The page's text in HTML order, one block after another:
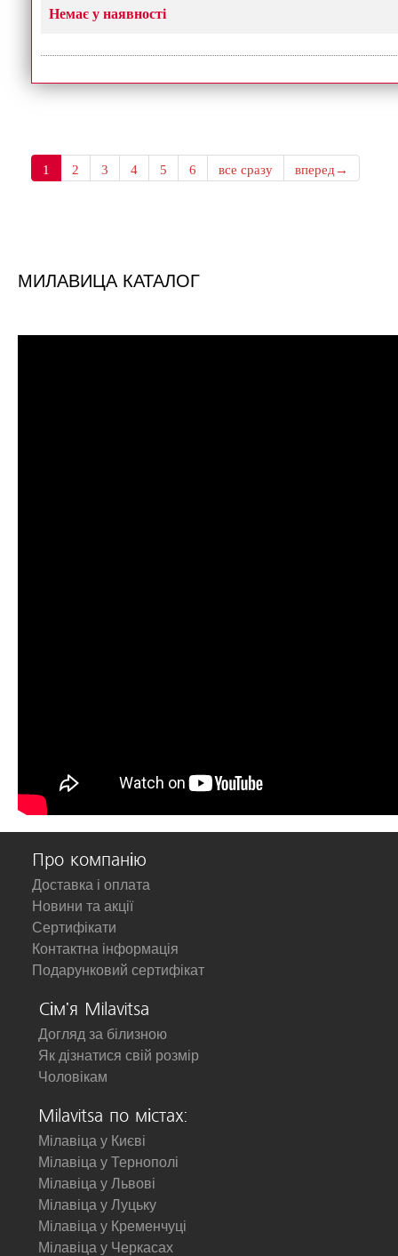
Немає у наявності
1 2 3 4 5 6 все сразу вперед→
МИЛАВИЦА КАТАЛОГ
Про компанію
Доставка і оплата
Новини та акції
Сертифікати
Контактна інформація
Подарунковий сертифікат
Сім'я Milavitsa
Догляд за білизною
Як дізнатися свій розмір
Чоловікам
Milavitsa по містах:
Мілавіца у Києві
Мілавіца у Тернополі
Мілавіца у Львові
Мілавіца у Луцьку
Мілавіца у Кременчуці
Мілавіца у Черкасах